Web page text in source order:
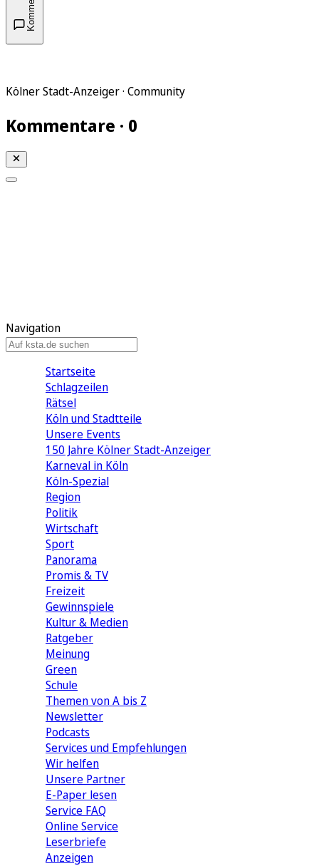
Kölner Stadt-Anzeiger · Community
Kommentare · 0
Navigation
Startseite
Schlagzeilen
Rätsel
Köln und Stadtteile
Unsere Events
150 Jahre Kölner Stadt-Anzeiger
Karneval in Köln
Köln-Spezial
Region
Politik
Wirtschaft
Sport
Panorama
Promis & TV
Freizeit
Gewinnspiele
Kultur & Medien
Ratgeber
Meinung
Green
Schule
Themen von A bis Z
Newsletter
Podcasts
Services und Empfehlungen
Wir helfen
Unsere Partner
E-Paper lesen
Service FAQ
Online Service
Leserbriefe
Anzeigen